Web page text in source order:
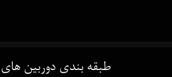
ﻃﺒﻘﻪ ﺑﻨﺪی دوربین